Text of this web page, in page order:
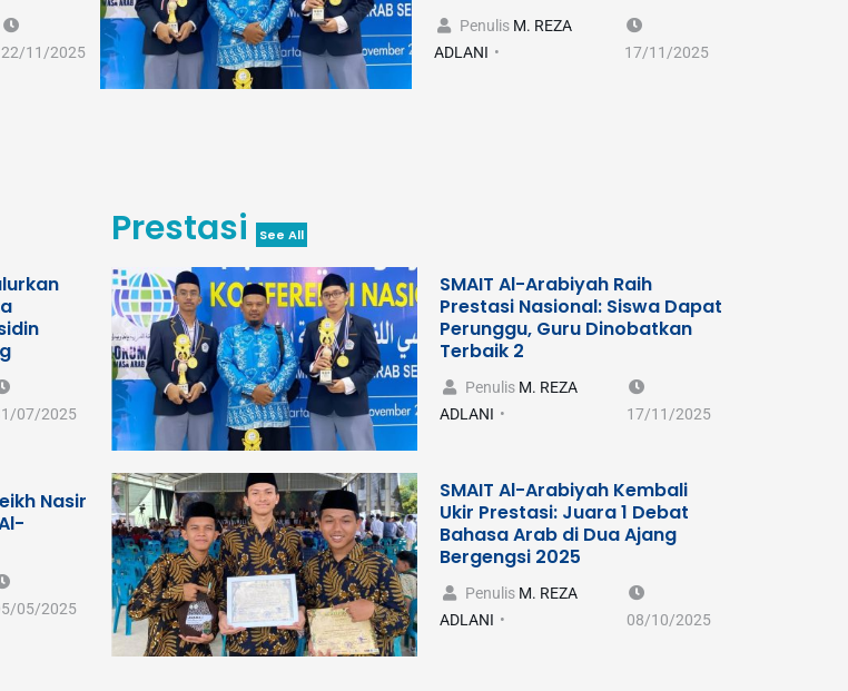
22/11/2025
Penulis M. REZA
ADLANI
17/11/2025
07/2025
Nasir
05/2025
Prestasi See All
SMAIT Al-Arabiyah Raih
Prestasi Nasional: Siswa Dapat
Perunggu, Guru Dinobatkan
Terbaik 2
Penulis M. REZA
ADLANI
17/11/2025
SMAIT Al-Arabiyah Kembali
Ukir Prestasi: Juara 1 Debat
Bahasa Arab di Dua Ajang
Bergengsi 2025
Penulis M. REZA
ADLANI
08/10/2025